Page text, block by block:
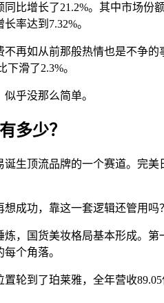
同比增长了21.2%。其中市场份
率达到7.32%。
不再如从前那般热情也是不争
下滑了2.3%。
乎没那么简单。
多少？
诞生顶流品牌的一个赛道。完
想成功，靠这一套逻辑还管用
，国货美妆格局基本形成。
个角落。
轮到了珀莱雅，全年营收